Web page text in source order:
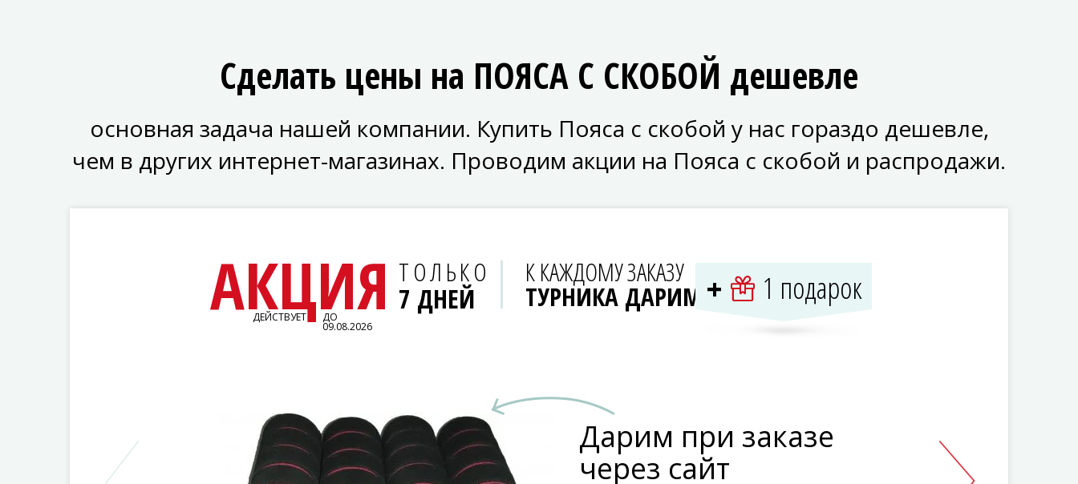
Сделать цены на ПОЯСА С СКОБОЙ дешевле
основная задача нашей компании. Купить Пояса с скобой у нас гораздо дешевле,
чем в других интернет-магазинах. Проводим акции на Пояса с скобой и распродажи.
АКЦИЯ
ДЕЙСТВУЕТ ДО
09.08.2026
ТОЛЬКО
7 ДНЕЙ
К КАЖДОМУ ЗАКАЗУ
ТУРНИКА ДАРИМ + 1 подарок
Дарим при заказе
через сайт